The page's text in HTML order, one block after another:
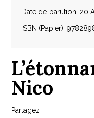
Date de parution: 20
ISBN (Papier):
Nico
Partagez